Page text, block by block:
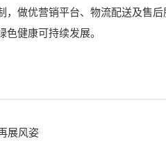
做优营销平台、物流配送及售
健康可持续发展。
展风姿